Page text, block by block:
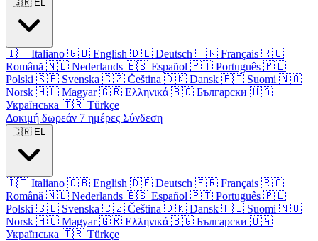
🇬🇷 EL
🇮🇹 Italiano 🇬🇧 English 🇩🇪 Deutsch 🇫🇷 Français 🇷🇴
Română 🇳🇱 Nederlands 🇪🇸 Español 🇵🇹 Português 🇵🇱
Polski 🇸🇪 Svenska 🇨🇿 Čeština 🇩🇰 Dansk 🇫🇮 Suomi 🇳🇴
Norsk 🇭🇺 Magyar 🇬🇷 Ελληνικά 🇧🇬 Български 🇺🇦
Українська 🇹🇷 Türkçe
Δοκιμή δωρεάν 7 ημέρες Σύνδεση
🇬🇷 EL
🇮🇹 Italiano 🇬🇧 English 🇩🇪 Deutsch 🇫🇷 Français 🇷🇴
Română 🇳🇱 Nederlands 🇪🇸 Español 🇵🇹 Português 🇵🇱
Polski 🇸🇪 Svenska 🇨🇿 Čeština 🇩🇰 Dansk 🇫🇮 Suomi 🇳🇴
Norsk 🇭🇺 Magyar 🇬🇷 Ελληνικά 🇧🇬 Български 🇺🇦
Українська 🇹🇷 Türkçe